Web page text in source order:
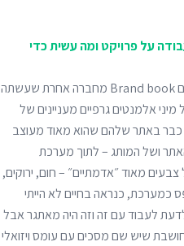
על פרויקט ומה עשית כדי
העבודה על הפרויקט של Keepy, זאת חברה שהגיעה אלינו עם Brand book מחברה אחרת שעשתה
אלמנטים גרפיים מעניינים של
כבר באתר שלהם שהוא מאוד מעוצב
ושל המותג – לתוך מערכת
מאוד ״אדמתיים״ – חום, ירוקים,
כמערכת, כנראה בחיים לא הייתי
לעבוד עם זה וזה היה מאתגר אבל
חושבת שיש שם מסכים עם עומס ויזואלי